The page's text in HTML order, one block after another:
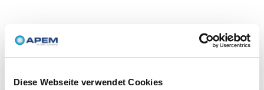
Diese Webseite verwendet Cookies